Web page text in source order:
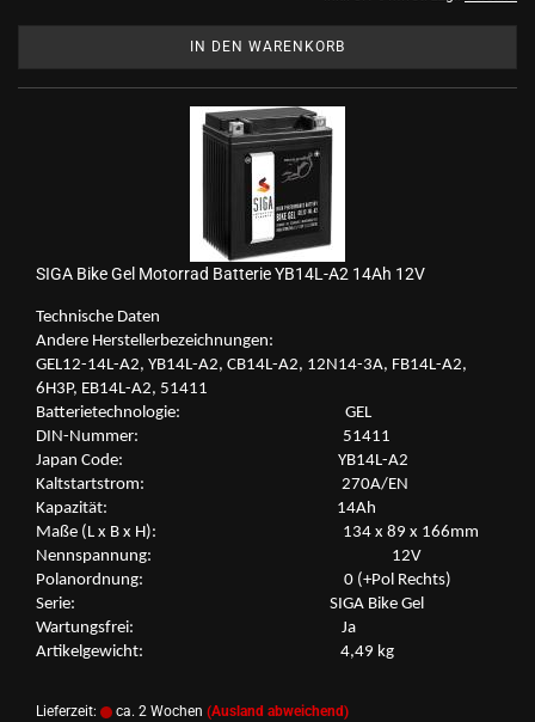
IN DEN WARENKORB
SIGA Bike Gel Mo­tor­rad Bat­te­rie YB14L-​​A2 14Ah 12V
Tech­ni­sche Daten
An­de­re Her­stel­ler­be­zeich­nun­gen:
GEL12-​14L-A2, YB14L-​A2, CB14L-​A2, 12N14-​3A, FB14L-​A2,
6H3P, EB14L-​A2, 51411
Bat­te­rie­tech­no­lo­gie: GEL
DIN-​Nummer: 51411
Japan Code: YB14L-​A2
Kalt­start­strom: 270A/EN
Ka­pa­zi­tät: 14Ah
Maße (L x B x H): 134 x 89 x 166mm
Nenn­span­nung: 12V
Po­l­an­ord­nung: 0 (+Pol Rechts)
Serie: SIGA Bike Gel
War­tungs­frei: Ja
Ar­ti­kel­ge­wicht: 4,49 kg
Lieferzeit: ca. 2 Wochen (Ausland abweichend)